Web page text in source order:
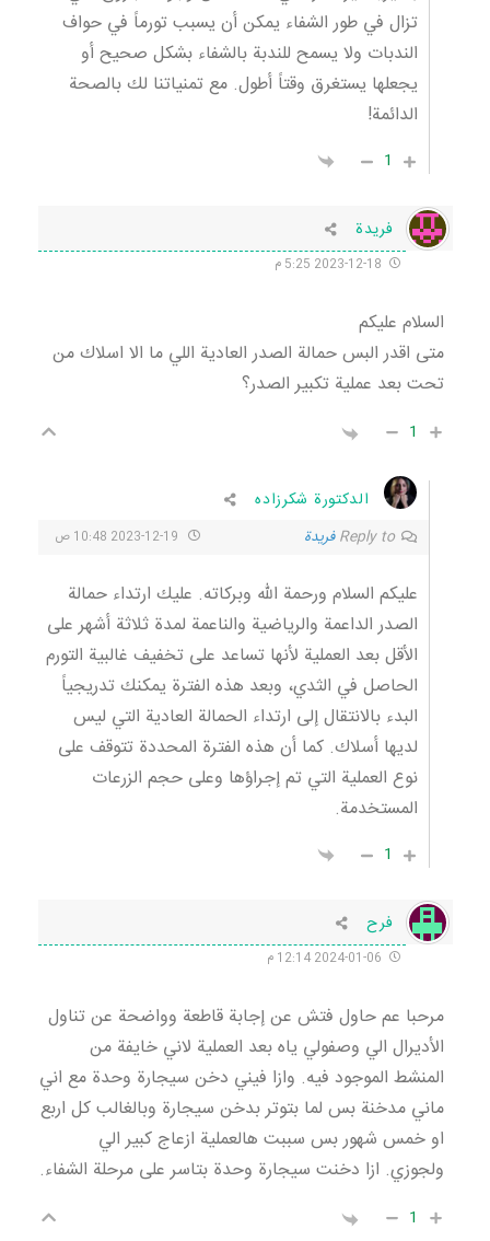
تزال في طور الشفاء يمكن أن يسبب تورماً في حواف
الندبات ولا يسمح للندبة بالشفاء بشكل صحيح أو
يجعلها يستغرق وقتاً أطول. مع تمنياتنا لك بالصحة
الدائمة!
1
فريدة
السلام عليكم
متى اقدر البس حمالة الصدر العادية اللي ما الا اسلاك من
تحت بعد عملية تكبير الصدر؟
1
الدكتورة شكرزاده
Reply to فريدة
عليكم السلام ورحمة الله وبركاته. عليك ارتداء حمالة
الصدر الداعمة والرياضية والناعمة لمدة ثلاثة أشهر على
الأقل بعد العملية لأنها تساعد على تخفيف غالبية التورم
الحاصل في الثدي، وبعد هذه الفترة يمكنك تدريجياً
البدء بالانتقال إلى ارتداء الحمالة العادية التي ليس
لديها أسلاك. كما أن هذه الفترة المحددة تتوقف على
نوع العملية التي تم إجراؤها وعلى حجم الزرعات
المستخدمة.
1
فرح
مرحبا عم حاول فتش عن إجابة قاطعة وواضحة عن تناول
الأديرال الي وصفولي ياه بعد العملية لاني خايفة من
المنشط الموجود فيه. وازا فيني دخن سيجارة وحدة مع اني
ماني مدخنة بس لما بتوتر بدخن سيجارة وبالغالب كل اربع
او خمس شهور بس سببت هالعملية ازعاج كبير الي
ولجوزي. ازا دخنت سيجارة وحدة بتاسر على مرحلة الشفاء.
1